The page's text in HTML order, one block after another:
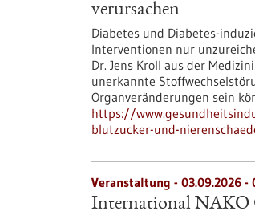
verursachen
Diabetes und Diabetes-
Interventionen nur
Dr. Jens Kroll aus der
unerkannte
Organveränderungen sein
https://
blutzucker-und-
Veranstaltung - 03.09.2026 -
International NAKO